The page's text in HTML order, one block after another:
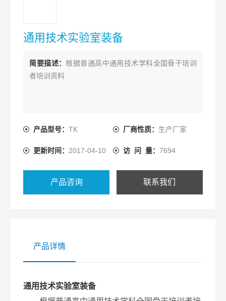
通用技术实验室装备
简要描述：根据普通高中通用技术学科全国骨干培训
者培训资料
产品型号：TK 厂商性质： 生产厂家
更新时间： 2017-04-10 访 问 量： 7694
产品咨询 联系我们
产品详情
通用技术实验室装备